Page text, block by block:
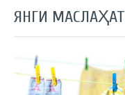
ЯНГИ